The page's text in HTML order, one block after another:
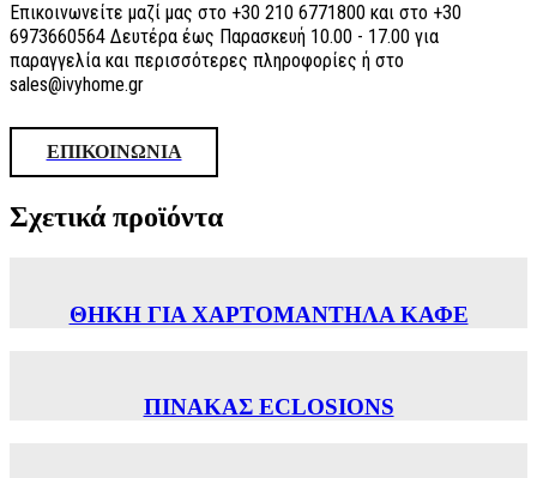
Επικοινωνείτε μαζί μας στο +30 210 6771800 και στο +30
6973660564 Δευτέρα έως Παρασκευή 10.00 - 17.00 για
παραγγελία και περισσότερες πληροφορίες ή στο
sales@ivyhome.gr
ΕΠΙΚΟΙΝΩΝΙΑ
Σχετικά προϊόντα
ΘΗΚΗ ΓΙΑ ΧΑΡΤΟΜΑΝΤΗΛΑ ΚΑΦΕ
ΠΙΝΑΚΑΣ ECLOSIONS